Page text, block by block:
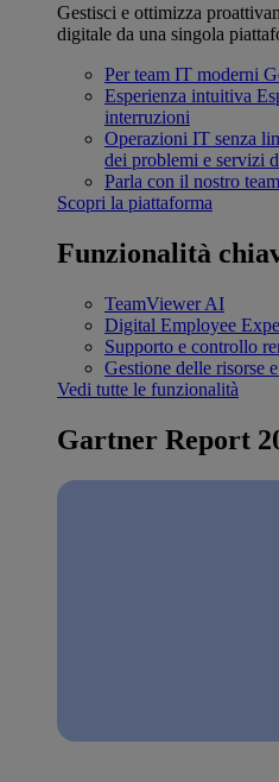
Gestisci e ottimizza
digitale da una singola
Per team IT moderni
Esperienza intuitiva
interruzioni
Operazioni IT senza
dei problemi e servizi
Parla con il nostro team
Scopri la piattaforma
Funzionalità
TeamViewer AI
Digital Employee
Supporto e controllo
Gestione delle risorse
Vedi tutte le funzionalità
Gartner Report